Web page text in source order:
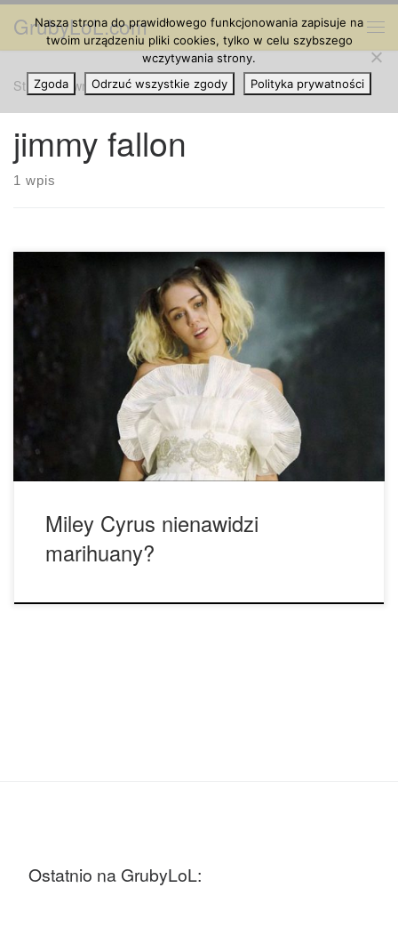
Przejdź do treści
GrubyLoL.com
Strona główna » jimmy fallon
jimmy fallon
1 wpis
Obecnie, praktycznie cały świat wie, że Miley Cyrus
odłożyła na bok jointy. Ale skąd ta nagła zmiana po tylu
latach palenia? Podczas występu w The Tonight Show, Miley
rozmawiała z Jimmy Fallon o powodach zrezygnowania z
cannabis. Kiedy Miley ogłosiła, że rezygnuje z cannabis,
świat oszalał. Według gwiazdy głównym powodem […]
Miley Cyrus nienawidzi
marihuany?
Ostatnio na GrubyLoL:
Nasza strona do prawidłowego funkcjonowania zapisuje na
twoim urządzeniu pliki cookies, tylko w celu szybszego
wczytywania strony.
Zgoda
Odrzuć wszystkie zgody Polityka prywatności